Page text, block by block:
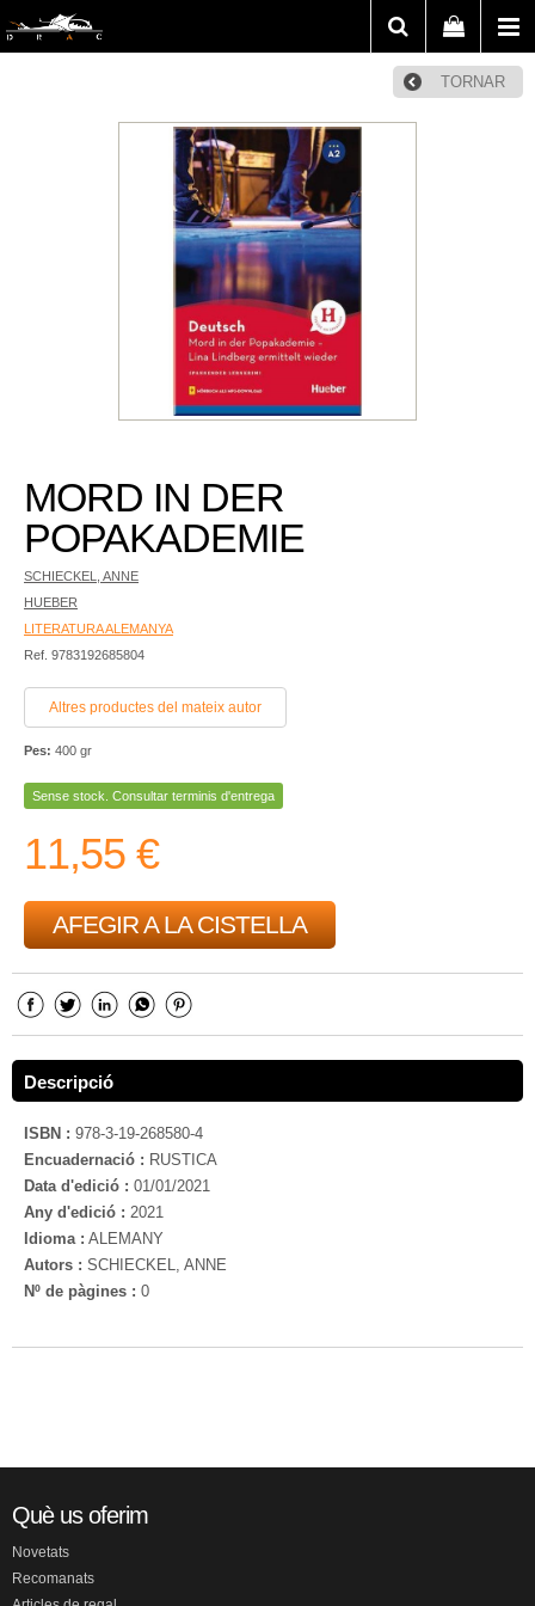
TORNAR
MORD IN DER
POPAKADEMIE
SCHIECKEL, ANNE
HUEBER
LITERATURA ALEMANYA
Ref. 9783192685804
Altres productes del mateix autor
Pes: 400 gr
Sense stock. Consultar terminis d'entrega
11,55 €
AFEGIR A LA CISTELLA
Descripció
ISBN : 978-3-19-268580-4
Encuadernació : RUSTICA
Data d'edició : 01/01/2021
Any d'edició : 2021
Idioma : ALEMANY
Autors : SCHIECKEL, ANNE
Nº de pàgines : 0
Què us oferim
Novetats
Recomanats